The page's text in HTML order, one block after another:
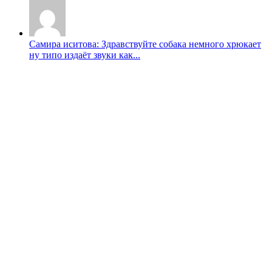
Самира иситова: Здравствуйте собака немного хрюкает
ну типо издаёт звуки как...